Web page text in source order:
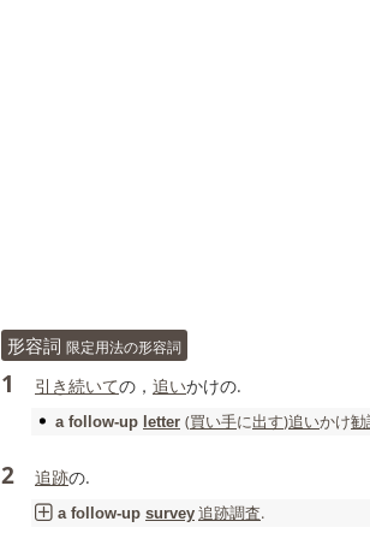
形容詞 限定用法の形容詞
1 引き続いての， 追いかけの.
a follow‐up letter (買い手に出す)追いかけ勧
2 追跡の.
a follow‐up survey 追跡調査.